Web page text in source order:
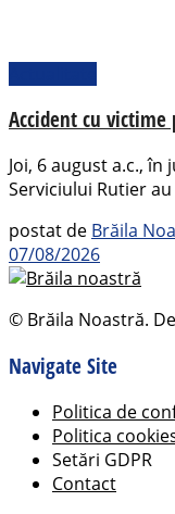
Accident cu victime
Joi, 6 august a.c.,
Serviciului Rutier
postat de Brăila
07/08/2026
© Brăila Noastră.
Navigate Site
Politica de
Politica
Setări GDPR
Contact